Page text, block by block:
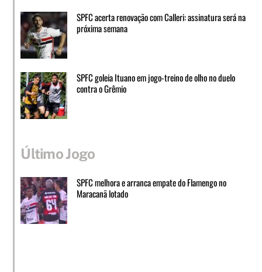
SPFC acerta renovação com Calleri: assinatura será na
próxima semana
SPFC goleia Ituano em jogo-treino de olho no duelo
contra o Grêmio
Último Jogo
SPFC melhora e arranca empate do Flamengo no
Maracanã lotado